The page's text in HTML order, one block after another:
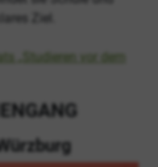
Ziel.
„Studieren vor dem